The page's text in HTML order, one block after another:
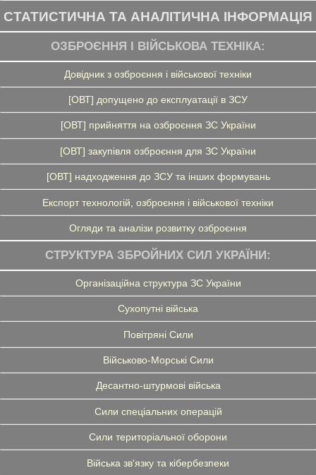
СТАТИСТИЧНА ТА АНАЛІТИЧНА ІНФОРМАЦІЯ
ОЗБРОЄННЯ І ВІЙСЬКОВА ТЕХНІКА:
Довідник з озброєння і військової техніки
[ОВТ] допущено до експлуатації в ЗСУ
[ОВТ] прийняття на озброєння ЗС України
[ОВТ] закупівля озброєння для ЗС України
[ОВТ] надходження до ЗСУ та інших формувань
Експорт технологій, озброєння і військової техніки
Огляди та аналізи розвитку озброєння
СТРУКТУРА ЗБРОЙНИХ СИЛ УКРАЇНИ:
Організаційна структура ЗС України
Сухопутні війська
Повітряні Сили
Військово-Морські Сили
Десантно-штурмові війська
Сили спеціальних операцій
Сили територіальної оборони
Війська зв'язку та кібербезпеки